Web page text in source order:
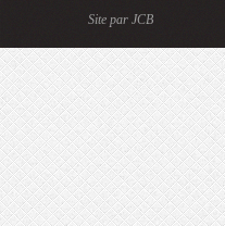
Site par JCB